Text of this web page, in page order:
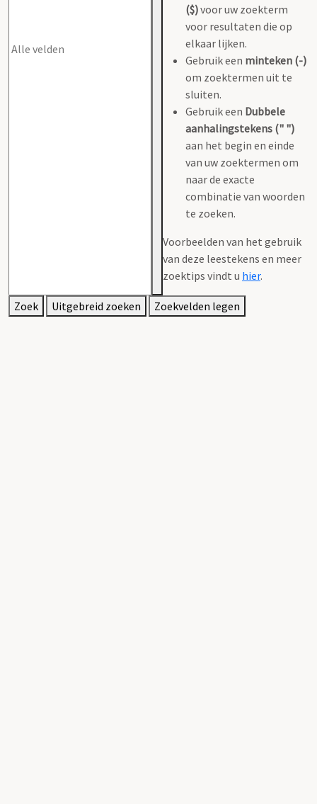
($)voor uw zoekterm
voor resultaten die op
elkaar lijken.
Gebruik een minteken (-)
om zoektermen uit te
sluiten.
Gebruik een Dubbele
aanhalingstekens (" ")
aan het begin en einde
van uw zoektermen om
naar de exacte
combinatie van woorden
te zoeken.
Voorbeelden van het gebruik
van deze leestekens en meer
zoektips vindt u hier.
Zoek Uitgebreid zoeken Zoekvelden legen